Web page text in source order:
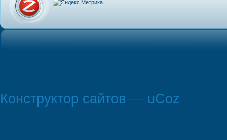
Конструктор сайтов — uCoz